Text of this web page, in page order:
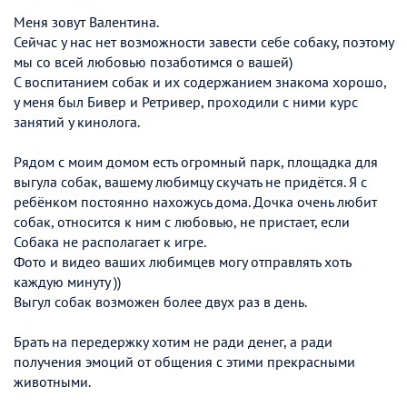
Меня зовут Валентина.
Сейчас у нас нет возможности завести себе собаку, поэтому
мы со всей любовью позаботимся о вашей)
С воспитанием собак и их содержанием знакома хорошо,
у меня был Бивер и Ретривер, проходили с ними курс
занятий у кинолога.
Рядом с моим домом есть огромный парк, площадка для
выгула собак, вашему любимцу скучать не придётся. Я с
ребёнком постоянно нахожусь дома. Дочка очень любит
собак, относится к ним с любовью, не пристает, если
Собака не располагает к игре.
Фото и видео ваших любимцев могу отправлять хоть
каждую минуту ))
Выгул собак возможен более двух раз в день.
Брать на передержку хотим не ради денег, а ради
получения эмоций от общения с этими прекрасными
животными.